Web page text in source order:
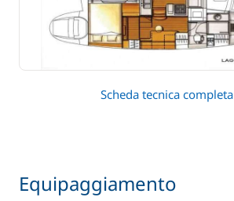
Scheda tecnica completa
Equipaggiamento